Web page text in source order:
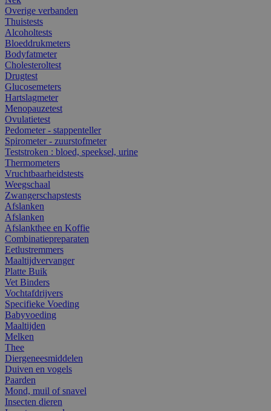
Overige verbanden
Thuistests
Alcoholtests
Bloeddrukmeters
Bodyfatmeter
Cholesteroltest
Drugtest
Glucosemeters
Hartslagmeter
Menopauzetest
Ovulatietest
Pedometer - stappenteller
Spirometer - zuurstofmeter
Teststroken : bloed, speeksel, urine
Thermometers
Vruchtbaarheidstests
Weegschaal
Zwangerschapstests
Afslanken
Afslanken
Afslankthee en Koffie
Combinatiepreparaten
Eetlustremmers
Maaltijdvervanger
Platte Buik
Vet Binders
Vochtafdrijvers
Specifieke Voeding
Babyvoeding
Maaltijden
Melken
Thee
Diergeneesmiddelen
Duiven en vogels
Paarden
Mond, muil of snavel
Insecten dieren